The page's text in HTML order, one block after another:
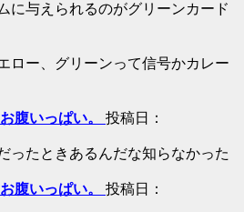
に与えられるのがグリーンカード
ロー、グリーンって信号かカレー
腹いっぱい。 投稿日：
ったときあるんだな知らなかった
腹いっぱい。 投稿日：